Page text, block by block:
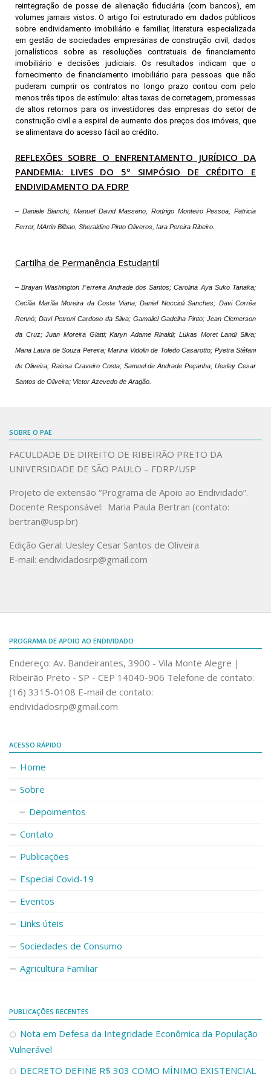
reintegração de posse de alienação fiduciária (com bancos), em
volumes jamais vistos. O artigo foi estruturado em dados públicos
sobre endividamento imobiliário e familiar, literatura especializada
em gestão de sociedades empresárias de construção civil, dados
jornalísticos sobre as resoluções contratuais de financiamento
imobiliário e decisões judiciais. Os resultados indicam que o
fornecimento de financiamento imobiliário para pessoas que não
puderam cumprir os contratos no longo prazo contou com pelo
menos três tipos de estímulo: altas taxas de corretagem, promessas
de altos retornos para os investidores das empresas do setor de
construção civil e a espiral de aumento dos preços dos imóveis, que
se alimentava do acesso fácil ao crédito.
REFLEXÕES SOBRE O ENFRENTAMENTO JURÍDICO DA
PANDEMIA: LIVES DO 5º SIMPÓSIO DE CRÉDITO E
ENDIVIDAMENTO DA FDRP
– Daniele Bianchi, Manuel David Masseno, Rodrigo Monteiro Pessoa, Patricia
Ferrer, MArtin Bilbao, Sheraldine Pinto Oliveros, Iara Pereira Ribeiro.
Cartilha de Permanência Estudantil
– Brayan Washington Ferreira Andrade dos Santos; Carolina Aya Suko Tanaka;
Cecília Marília Moreira da Costa Viana; Daniel Noccioli Sanches; Davi Corrêa
Rennó; Davi Petroni Cardoso da Silva; Gamaliel Gadelha Pinto; Jean Clemerson
da Cruz; Juan Moreira Giatti; Karyn Adame Rinaldi; Lukas Moret Landi Silva;
Maria Laura de Souza Pereira; Marina Vidolin de Toledo Casarotto; Pyetra Stéfani
de Oliveira; Raissa Craveiro Costa; Samuel de Andrade Peçanha; Uesley Cesar
Santos de Oliveira; Victor Azevedo de Aragão.
SOBRE O PAE
FACULDADE DE DIREITO DE RIBEIRÃO PRETO DA
UNIVERSIDADE DE SÃO PAULO – FDRP/USP
Projeto de extensão “Programa de Apoio ao Endividado”.
Docente Responsável: Maria Paula Bertran (contato:
bertran@usp.br)
Edição Geral: Uesley Cesar Santos de Oliveira
E-mail: endividadosrp@gmail.com
PROGRAMA DE APOIO AO ENDIVIDADO
Endereço: Av. Bandeirantes, 3900 - Vila Monte Alegre |
Ribeirão Preto - SP - CEP 14040-906 Telefone de contato:
(16) 3315-0108 E-mail de contato:
endividadosrp@gmail.com
ACESSO RÁPIDO
Home
Sobre
Depoimentos
Contato
Publicações
Especial Covid-19
Eventos
Links úteis
Sociedades de Consumo
Agricultura Familiar
PUBLICAÇÕES RECENTES
Nota em Defesa da Integridade Econômica da População
Vulnerável
DECRETO DEFINE R$ 303 COMO MÍNIMO EXISTENCIAL